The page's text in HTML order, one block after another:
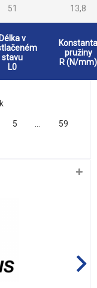
51 13,8
Délka v
stavu
L0
Konstanta
pružiny
R (N/mm)
5 …
59